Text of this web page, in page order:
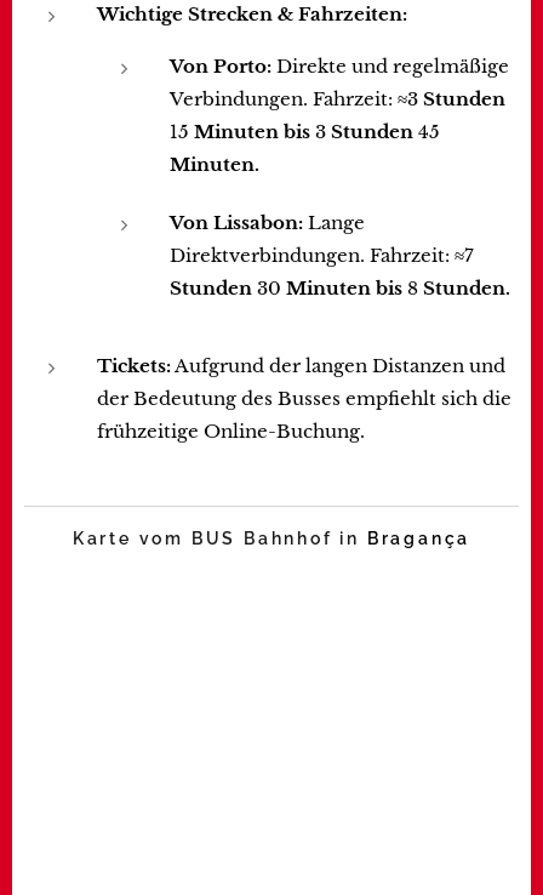
Wichtige Strecken & Fahrzeiten:
Von Porto: Direkte und regelmäßige
Verbindungen. Fahrzeit: ≈3 Stunden
15 Minuten bis 3 Stunden 45
Minuten.
Von Lissabon: Lange
Direktverbindungen. Fahrzeit: ≈7
Stunden 30 Minuten bis 8 Stunden.
Tickets: Aufgrund der langen Distanzen und
der Bedeutung des Busses empfiehlt sich die
frühzeitige Online-Buchung.
Karte vom BUS Bahnhof in Bragança